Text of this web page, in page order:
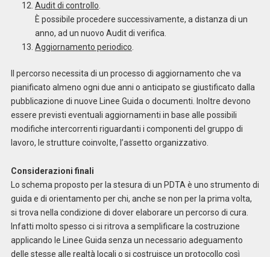
Audit di controllo
È possibile procedere successivamente, a distanza di un
anno, ad un nuovo Audit di verifica.
Aggiornamento periodico
Il percorso necessita di un processo di aggiornamento che va
pianificato almeno ogni due anni o anticipato se giustificato dalla
pubblicazione di nuove Linee Guida o documenti. Inoltre devono
essere previsti eventuali aggiornamenti in base alle possibili
modifiche intercorrenti riguardanti i componenti del gruppo di
lavoro, le strutture coinvolte, l’assetto organizzativo.
Considerazioni finali
Lo schema proposto per la stesura di un PDTA è uno strumento di
guida e di orientamento per chi, anche se non per la prima volta,
si trova nella condizione di dover elaborare un percorso di cura.
Infatti molto spesso ci si ritrova a semplificare la costruzione
applicando le Linee Guida senza un necessario adeguamento
delle stesse alle realtà locali o si costruisce un protocollo così